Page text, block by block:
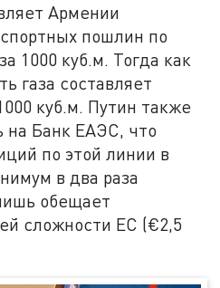
Армении
пошлин по
1000 куб.м. Тогда как
газа составляет
куб.м. Путин также
на Банк ЕАЭС, что
по этой линии в
в два раза
обещает
сложности ЕС (€2,5